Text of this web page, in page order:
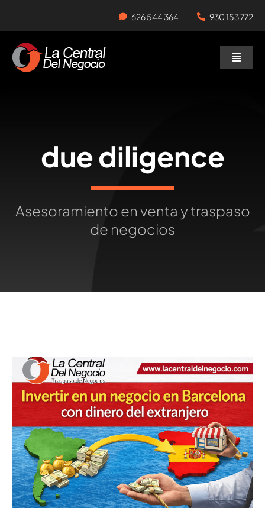
content
626 544 364 930 153 772
Toggle
Serviciosdue diligence
Asesoramiento en venta y traspaso
de negocios